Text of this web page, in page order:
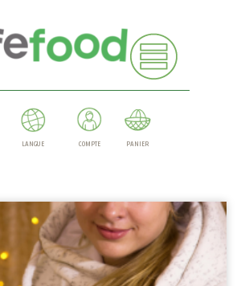
LANGUE COMPTE PANIER